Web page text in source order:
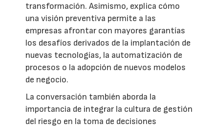
transformación. Asimismo, explica cómo
una visión preventiva permite a las
empresas afrontar con mayores garantías
los desafíos derivados de la implantación de
nuevas tecnologías, la automatización de
procesos o la adopción de nuevos modelos
de negocio.
La conversación también aborda la
importancia de integrar la cultura de gestión
del riesgo en la toma de decisiones